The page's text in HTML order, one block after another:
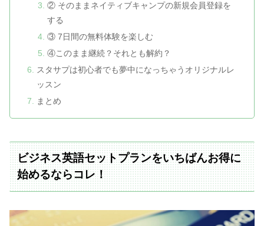
② そのままネイティブキャンプの新規会員登録を
する
③ 7日間の無料体験を楽しむ
④このまま継続？それとも解約？
スタサプは初心者でも夢中になっちゃうオリジナルレ
ッスン
まとめ
ビジネス英語セットプランをいちばんお得に
始めるならコレ！